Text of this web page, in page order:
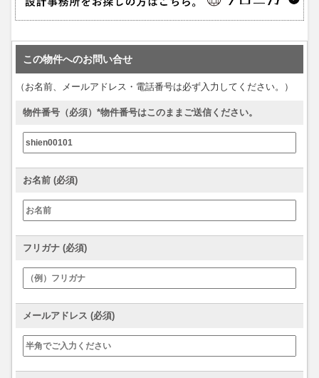
この物件へのお問い合せ
（お名前、メールアドレス・電話番号は必ず入力してください。）
物件番号（必須）*物件番号はこのままご送信ください。
お名前 (必須)
フリガナ (必須)
メールアドレス (必須)